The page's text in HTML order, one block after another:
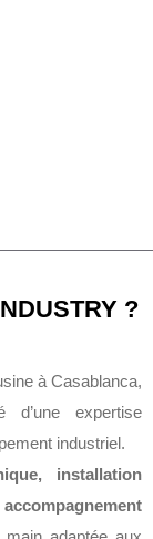
?
à Casablanca,
d’une expertise
industriel.
installation